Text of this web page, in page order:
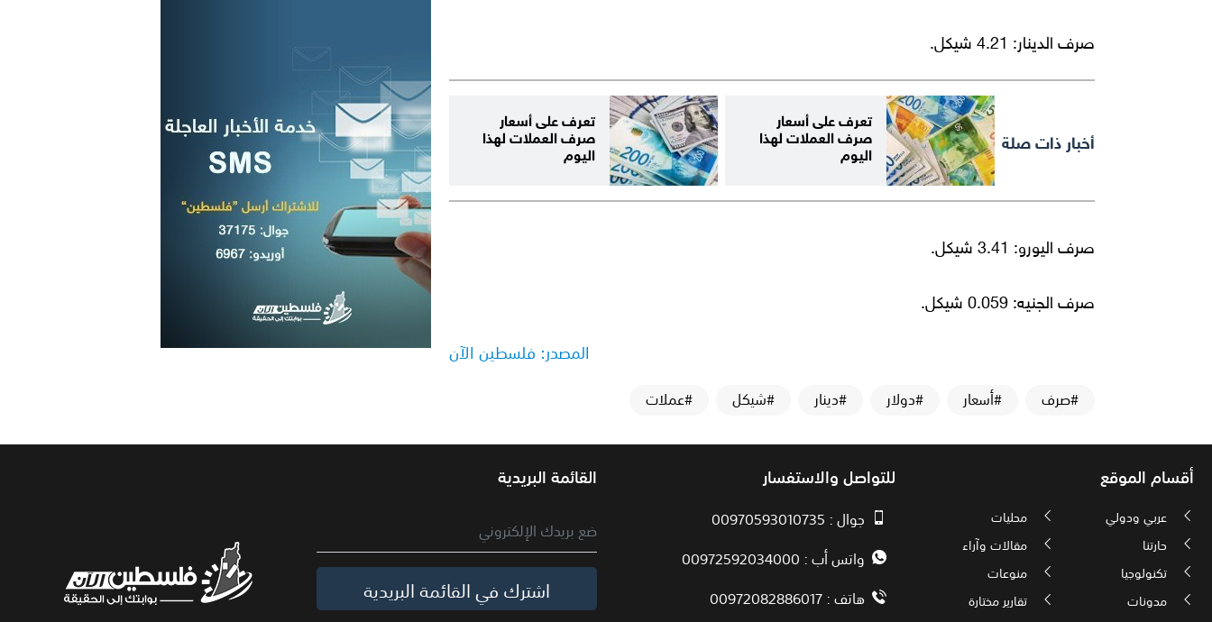
صرف الدينار: 4.21 شيكل.
أخبار ذات صلة
تعرف على أسعار
صرف العملات لهذا
اليوم
تعرف على أسعار
صرف العملات لهذا
اليوم
صرف اليورو: 3.41 شيكل.
صرف الجنيه: 0.059 شيكل.
المصدر: فلسطين الآن
#صرف #أسعار #دولار #دينار #شيكل #عملات
أقسام الموقع
عربي ودولي
محليات
حارتنا
مقالات وآراء
تكنولوجيا
منوعات
مدونات
تقارير مختارة
للتواصل والاستفسار
جوال : 00970593010735
واتس أب : 00972592034000
هاتف : 00972082886017
القائمة البريدية
اشترك في القائمة البريدية